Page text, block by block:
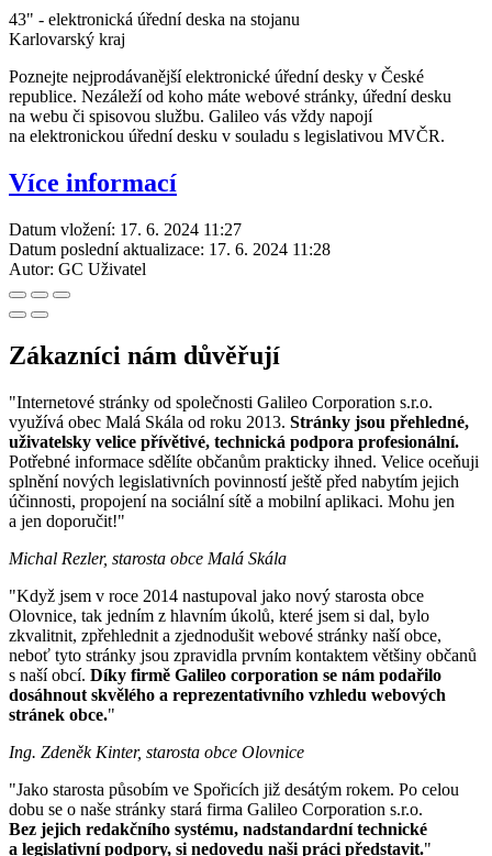
43" - elektronická úřední deska na stojanu
Karlovarský kraj
Poznejte nejprodávanější elektronické úřední desky v České
republice. Nezáleží od koho máte webové stránky, úřední desku
na webu či spisovou službu. Galileo vás vždy napojí
na elektronickou úřední desku v souladu s legislativou MVČR.
Více informací
Datum vložení: 17. 6. 2024 11:27
Datum poslední aktualizace: 17. 6. 2024 11:28
Autor: GC Uživatel
Zákazníci nám důvěřují
"Internetové stránky od společnosti Galileo Corporation s.r.o.
využívá obec Malá Skála od roku 2013. Stránky jsou přehledné,
uživatelsky velice přívětivé, technická podpora profesionální.
Potřebné informace sdělíte občanům prakticky ihned. Velice oceňuji
splnění nových legislativních povinností ještě před nabytím jejich
účinnosti, propojení na sociální sítě a mobilní aplikaci. Mohu jen
a jen doporučit!"
Michal Rezler, starosta obce Malá Skála
"Když jsem v roce 2014 nastupoval jako nový starosta obce
Olovnice, tak jedním z hlavním úkolů, které jsem si dal, bylo
zkvalitnit, zpřehlednit a zjednodušit webové stránky naší obce,
neboť tyto stránky jsou zpravidla prvním kontaktem většiny občanů
s naší obcí. Díky firmě Galileo corporation se nám podařilo
dosáhnout skvělého a reprezentativního vzhledu webových
stránek obce."
Ing. Zdeněk Kinter, starosta obce Olovnice
"Jako starosta působím ve Spořicích již desátým rokem. Po celou
dobu se o naše stránky stará firma Galileo Corporation s.r.o.
Bez jejich redakčního systému, nadstandardní technické
a legislativní podpory, si nedovedu naši práci představit."